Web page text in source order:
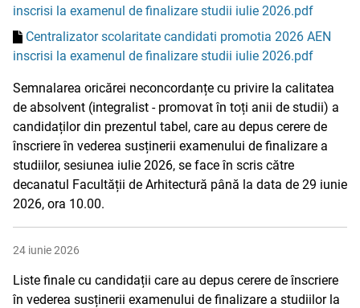
inscrisi la examenul de finalizare studii iulie 2026.pdf
Centralizator scolaritate candidati promotia 2026 AEN
inscrisi la examenul de finalizare studii iulie 2026.pdf
Semnalarea oricărei neconcordanțe cu privire la calitatea
de absolvent (integralist - promovat în toți anii de studii) a
candidaților din prezentul tabel, care au depus cerere de
înscriere în vederea susținerii examenului de finalizare a
studiilor, sesiunea iulie 2026, se face în scris către
decanatul Facultății de Arhitectură până la data de 29 iunie
2026, ora 10.00.
24 iunie 2026
Liste finale cu candidații care au depus cerere de înscriere
în vederea susținerii examenului de finalizare a studiilor la